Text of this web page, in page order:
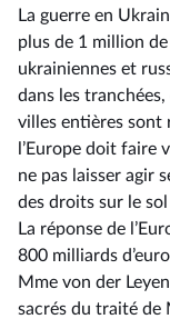
La guerre en
plus de 1 million
ukrainiennes et
dans les
villes entières sont
l’Europe doit faire
ne pas laisser agir
des droits sur le
La réponse de
800 milliards
Mme von der
sacrés du traité de